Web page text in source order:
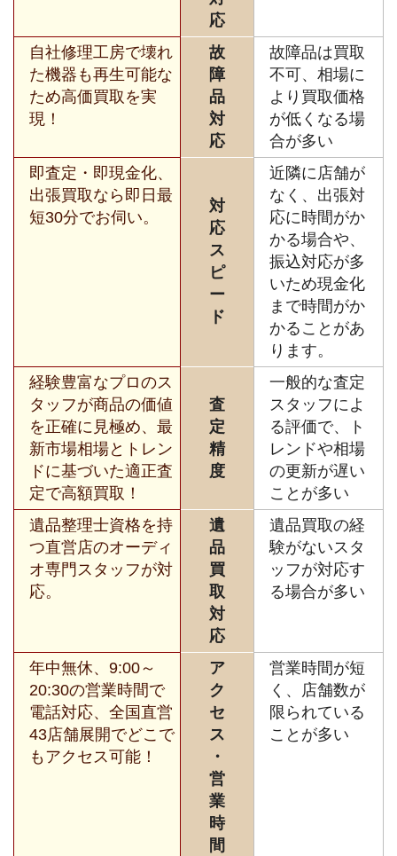
応
自社修理工房で壊れ
た機器も再生可能な
ため高価買取を実
現！
故
障
品
対
応
故障品は買取
不可、相場に
より買取価格
が低くなる場
合が多い
即査定・即現金化、
出張買取なら即日最
短30分でお伺い。
対
応
ス
ピ
ー
ド
近隣に店舗が
なく、出張対
応に時間がか
かる場合や、
振込対応が多
いため現金化
まで時間がか
かることがあ
ります。
経験豊富なプロのス
タッフが商品の価値
を正確に見極め、最
新市場相場とトレン
ドに基づいた適正査
定で高額買取！
査
定
精
度
一般的な査定
スタッフによ
る評価で、ト
レンドや相場
の更新が遅い
ことが多い
遺品整理士資格を持
つ直営店のオーディ
オ専門スタッフが対
応。
遺
品
買
取
対
応
遺品買取の経
験がないスタ
ッフが対応す
る場合が多い
年中無休、9:00～
20:30の営業時間で
電話対応、全国直営
43店舗展開でどこで
もアクセス可能！
ア
ク
セ
ス
・
営
業
時
間
営業時間が短
く、店舗数が
限られている
ことが多い